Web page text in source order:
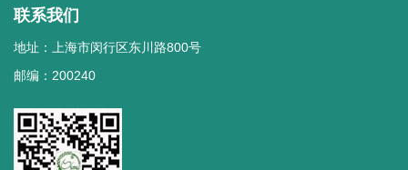
联系我们
地址：上海市闵行区东川路800号
邮编：200240